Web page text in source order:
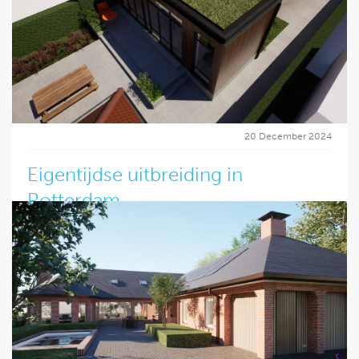
Rotterdam en omstreken. Steeds met oog voor context,
detail en samenwerking. FOAM Architecten staat voor
betrokkenheid en ontwerp op maat. We danken alle
opdrachtgevers, bouwpartners en collega’s die dit mogelijk
maken én kijken uit naar de volgende 15 jaar!
Lees verder
woning krijgt onder andere een vernieuwde uitbouw en de
kap ter plaatse van het balkon wordt doorgetrokken voor
meer ruimte binnen. Realisatie met Sens Bouw.
Lees verder
20 December 2024
Eigentijdse uitbreiding in
Rotterdam
Het project in Rotterdam is bijna klaar. Van vliering tot
begane grond is de woning gerenoveerd, inclusief een
moderne uitbouw aan de achterzijde van de woning. Zoals
bij elk project heeft FOAM ook voor deze woning in
Rotterdam impressiebeelden gemaakt om het ontwerp tot
leven te brengen. Na de oplevering, die gepland staat na de
zomer van 2025, delen we de foto's op onze
projectpagina.